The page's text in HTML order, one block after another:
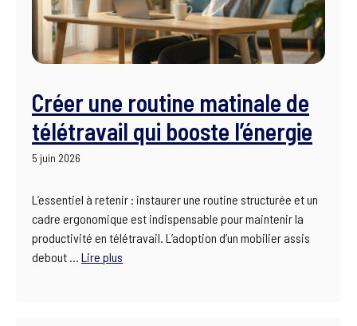
Créer une routine matinale de
télétravail qui booste l’énergie
5 juin 2026
L’essentiel à retenir : instaurer une routine structurée et un
cadre ergonomique est indispensable pour maintenir la
productivité en télétravail. L’adoption d’un mobilier assis
debout … Lire plus